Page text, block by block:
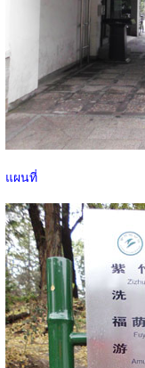
แผนที่